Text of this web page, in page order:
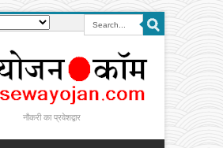
नौकरी का प्रवेशद्वार